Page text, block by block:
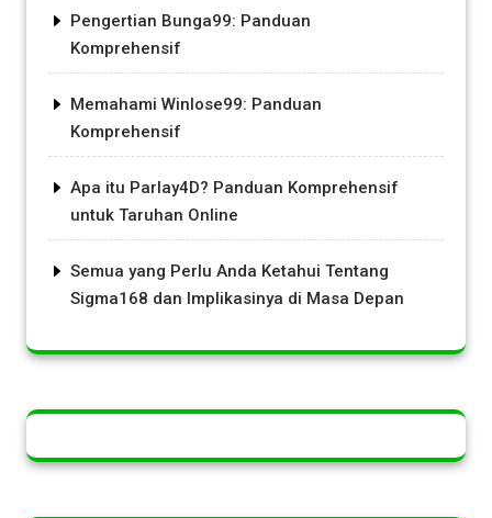
Pengertian Bunga99: Panduan
Komprehensif
Memahami Winlose99: Panduan
Komprehensif
Apa itu Parlay4D? Panduan Komprehensif
untuk Taruhan Online
Semua yang Perlu Anda Ketahui Tentang
Sigma168 dan Implikasinya di Masa Depan